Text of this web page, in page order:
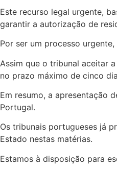
Este recurso legal urgente,
garantir a autorização de
Por ser um processo
Assim que o tribunal aceitar
no prazo máximo de cinco
Em resumo, a apresentação
Portugal.
Os tribunais portugueses já
Estado nestas matérias.
Estamos à disposição para